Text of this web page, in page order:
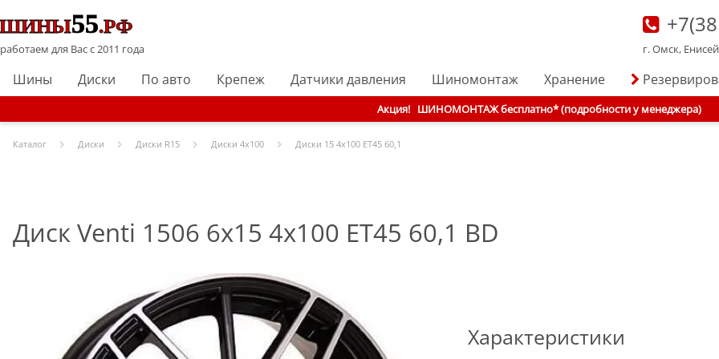
работаем для Вас с 2011 года г. Омск,
Шины Диски По авто Крепеж Датчики давления Шиномонтаж Хранение
Акция! ШИНОМОНТАЖ бесплатно* (подробности у менеджера)
Каталог Диски Диски R15 Диски 4x100 Диски 15 4x100 ET45 60,1
Диск Venti 1506 6x15 4x100 ET45 60,1 BD
Характеристики